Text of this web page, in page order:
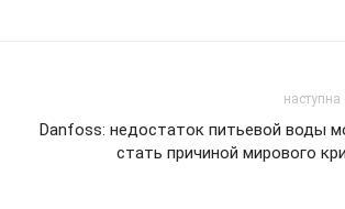
наступна
Danfoss: недостаток питьевой воды
стать причиной мирового